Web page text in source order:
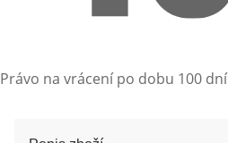
Právo na vrácení po dobu 100 dní